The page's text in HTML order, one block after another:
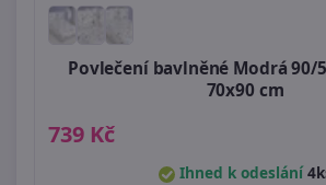
Povlečení bavlněné Modrá 90/
70x90 cm
739 Kč
Ihned k odeslání